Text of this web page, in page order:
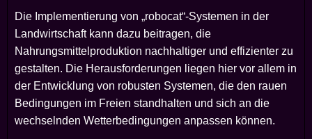
Die Implementierung von „robocat“-Systemen in der
Landwirtschaft kann dazu beitragen, die
Nahrungsmittelproduktion nachhaltiger und effizienter zu
gestalten. Die Herausforderungen liegen hier vor allem in
der Entwicklung von robusten Systemen, die den rauen
Bedingungen im Freien standhalten und sich an die
wechselnden Wetterbedingungen anpassen können.